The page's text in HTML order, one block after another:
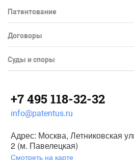
Патентование
Договоры
Суды и споры
+7 495 118-32-32
info@patentus.ru
Адрес: Москва, Летниковская
2 (м. Павелецкая)
Смотреть на карте